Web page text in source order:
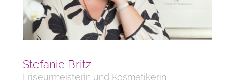
Stefanie Britz
Friseurmeisterin und Kosmetikerin